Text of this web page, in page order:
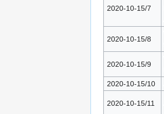
2020-10-15/7
2020-10-15/8
2020-10-15/9
2020-10-15/10
2020-10-15/11